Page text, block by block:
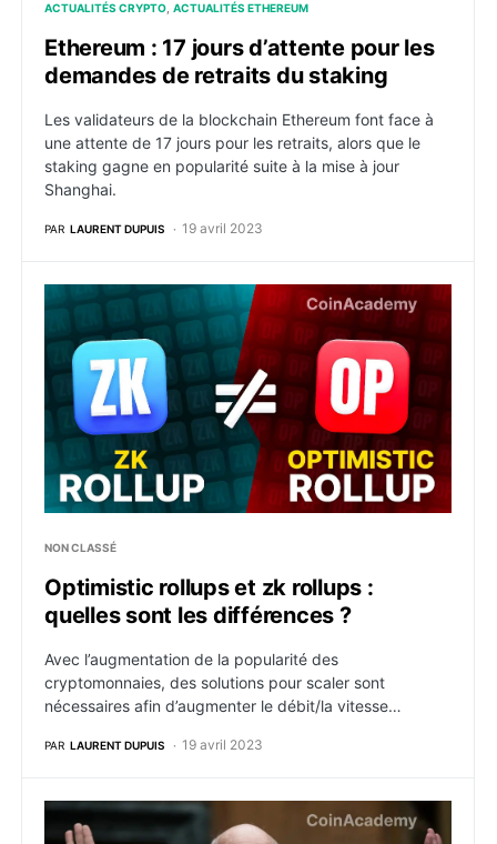
ACTUALITÉS CRYPTO ACTUALITÉS ETHEREUM
Ethereum : 17 jours d’attente pour les
demandes de retraits du staking
Les validateurs de la blockchain Ethereum font face à
une attente de 17 jours pour les retraits, alors que le
staking gagne en popularité suite à la mise à jour
Shanghai.
PAR LAURENT DUPUIS 19 avril 2023
Optimistic rollups et zk rollups : quelles sont les
NON CLASSÉ
Optimistic rollups et zk rollups :
quelles sont les différences ?
Avec l’augmentation de la popularité des
cryptomonnaies, des solutions pour scaler sont
nécessaires afin d’augmenter le débit/la vitesse…
PAR LAURENT DUPUIS 19 avril 2023
Le président de la SEC esquive la classification